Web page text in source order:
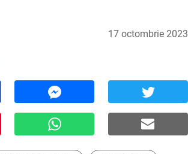
17 octombrie 2023